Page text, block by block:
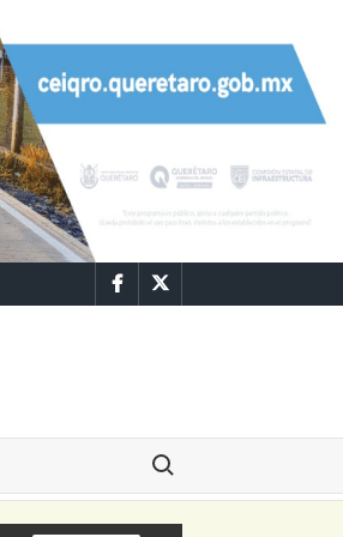
FacebookTwitter
Buscar: